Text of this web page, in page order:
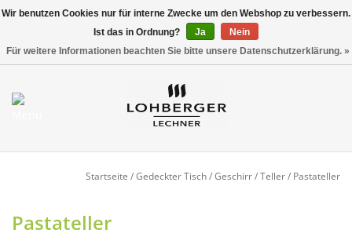
Mein Konto / Kundenkonto
NEU
Startseite /Gedeckter Tisch/Geschirr/Teller/ Pastateller
Pastateller
Wir benutzen Cookies nur für interne Zwecke um den Webshop zu verbessern.
Ist das in Ordnung?
Ja
Nein
Für weitere Informationen beachten Sie bitte unsere Datenschutzerklärung. »